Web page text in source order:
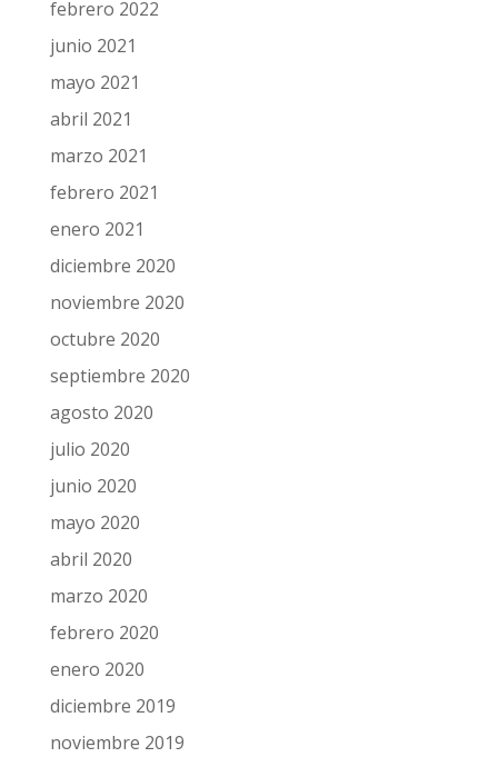
febrero 2022
junio 2021
mayo 2021
abril 2021
marzo 2021
febrero 2021
enero 2021
diciembre 2020
noviembre 2020
octubre 2020
septiembre 2020
agosto 2020
julio 2020
junio 2020
mayo 2020
abril 2020
marzo 2020
febrero 2020
enero 2020
diciembre 2019
noviembre 2019